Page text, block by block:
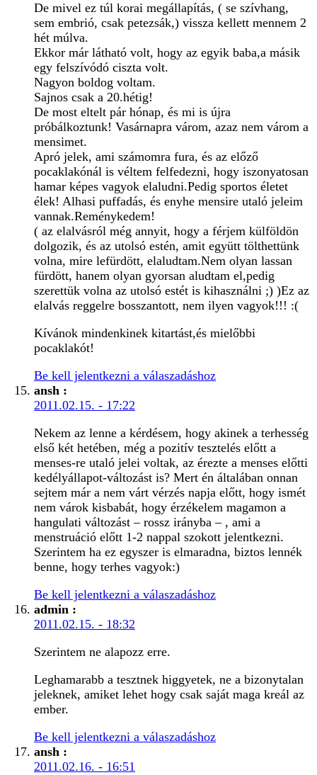
De mivel ez túl korai megállapítás, ( se szívhang,
sem embrió, csak petezsák,) vissza kellett mennem 2
hét múlva.
Ekkor már látható volt, hogy az egyik baba,a másik
egy felszívódó ciszta volt.
Nagyon boldog voltam.
Sajnos csak a 20.hétig!
De most eltelt pár hónap, és mi is újra
próbálkoztunk! Vasárnapra várom, azaz nem várom a
mensimet.
Apró jelek, ami számomra fura, és az előző
pocaklakónál is véltem felfedezni, hogy iszonyatosan
hamar képes vagyok elaludni.Pedig sportos életet
élek! Alhasi puffadás, és enyhe mensire utaló jeleim
vannak.Reménykedem!
( az elalvásról még annyit, hogy a férjem külföldön
dolgozik, és az utolsó estén, amit együtt tölthettünk
volna, mire lefürdött, elaludtam.Nem olyan lassan
fürdött, hanem olyan gyorsan aludtam el,pedig
szerettük volna az utolsó estét is kihasználni ;) )Ez az
elalvás reggelre bosszantott, nem ilyen vagyok!!! :(
Kívánok mindenkinek kitartást,és mielőbbi
pocaklakót!
Be kell jelentkezni a válaszadáshoz
ansh :
2011.02.15. - 17:22
Nekem az lenne a kérdésem, hogy akinek a terhesség
első két hetében, még a pozitív tesztelés előtt a
menses-re utaló jelei voltak, az érezte a menses előtti
kedélyállapot-változást is? Mert én általában onnan
sejtem már a nem várt vérzés napja előtt, hogy ismét
nem várok kisbabát, hogy érzékelem magamon a
hangulati változást – rossz irányba – , ami a
menstruáció előtt 1-2 nappal szokott jelentkezni.
Szerintem ha ez egyszer is elmaradna, biztos lennék
benne, hogy terhes vagyok:)
Be kell jelentkezni a válaszadáshoz
admin :
2011.02.15. - 18:32
Szerintem ne alapozz erre.
Leghamarabb a tesztnek higgyetek, ne a bizonytalan
jeleknek, amiket lehet hogy csak saját maga kreál az
ember.
Be kell jelentkezni a válaszadáshoz
ansh :
2011.02.16. - 16:51